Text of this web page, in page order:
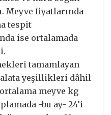
Meyve fiyatlarında
tespit
ise ortalamada
tamamlayan
yeşillikleri dâhil
meyve kg
-bu ay- 24’i